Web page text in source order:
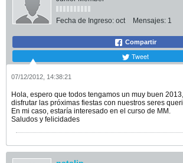
Fecha de Ingreso: oct Mensajes: 1
Compartir
Tweet
07/12/2012, 14:38:21
Hola, espero que todos tengamos un muy buen
disfrutar las próximas fiestas con nuestros seres
En mi caso, estaría interesado en el curso de MM.
Saludos y felicidades